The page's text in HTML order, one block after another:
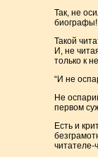
Так, не
биографы!
Такой
И, не
только к
“И не
Не
первом
Есть и
читателе-